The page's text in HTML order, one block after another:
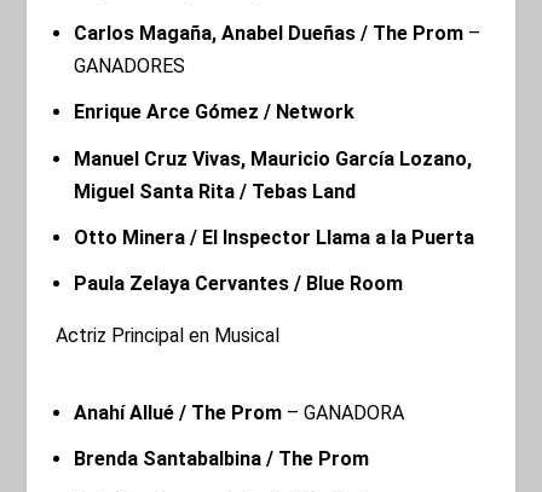
Carlos Magaña, Anabel Dueñas / The Prom–
GANADORES
Enrique Arce Gómez / Network
Manuel Cruz Vivas, Mauricio García Lozano,
Miguel Santa Rita / Tebas Land
Otto Minera / El Inspector Llama a la Puerta
Paula Zelaya Cervantes / Blue Room
Actriz Principal en Musical
Anahí Allué / The Prom– GANADORA
Brenda Santabalbina / The Prom